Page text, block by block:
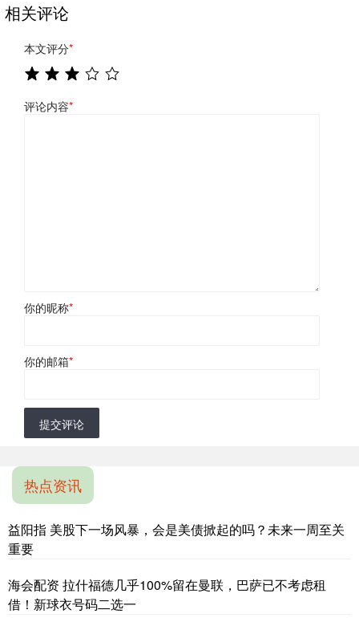
相关评论
本文评分*
评论内容*
你的昵称*
你的邮箱*
提交评论
热点资讯
益阳指 美股下一场风暴，会是美债掀起的吗？未来一周至关
重要
海会配资 拉什福德几乎100%留在曼联，巴萨已不考虑租
借！新球衣号码二选一